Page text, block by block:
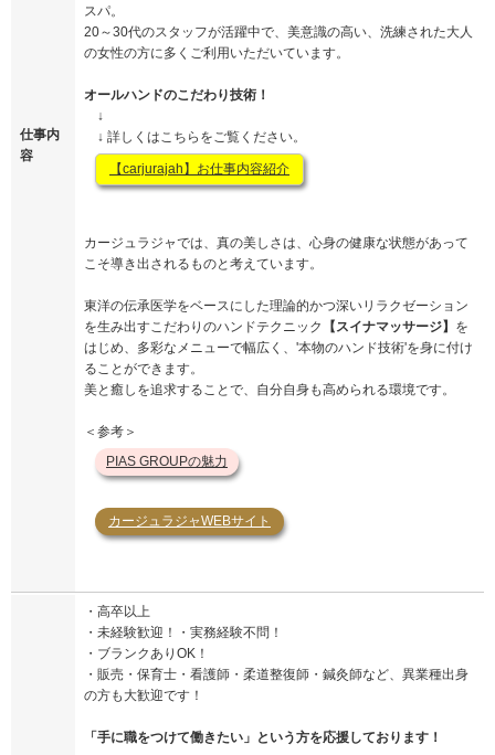
仕事内
容
スパ。
20～30代のスタッフが活躍中で、美意識の高い、洗練された大人
の女性の方に多くご利用いただいています。
オールハンドのこだわり技術！
↓
↓ 詳しくはこちらをご覧ください。
【carjurajah】お仕事内容紹介
カージュラジャでは、真の美しさは、心身の健康な状態があって
こそ導き出されるものと考えています。
東洋の伝承医学をベースにした理論的かつ深いリラクゼーション
を生み出すこだわりのハンドテクニック
【スイナマッサージ】 を
はじめ、多彩なメニューで幅広く、'本物のハンド技術'を身に付け
ることができます。
美と癒しを追求することで、自分自身も高められる環境です。
＜参考＞
PIAS GROUPの魅力
カージュラジャWEBサイト
・高卒以上
・未経験歓迎！・実務経験不問！
・ブランクありOK！
・販売・保育士・看護師・柔道整復師・鍼灸師など、異業種出身
の方も大歓迎です！
「手に職をつけて働きたい」という方を応援しております！